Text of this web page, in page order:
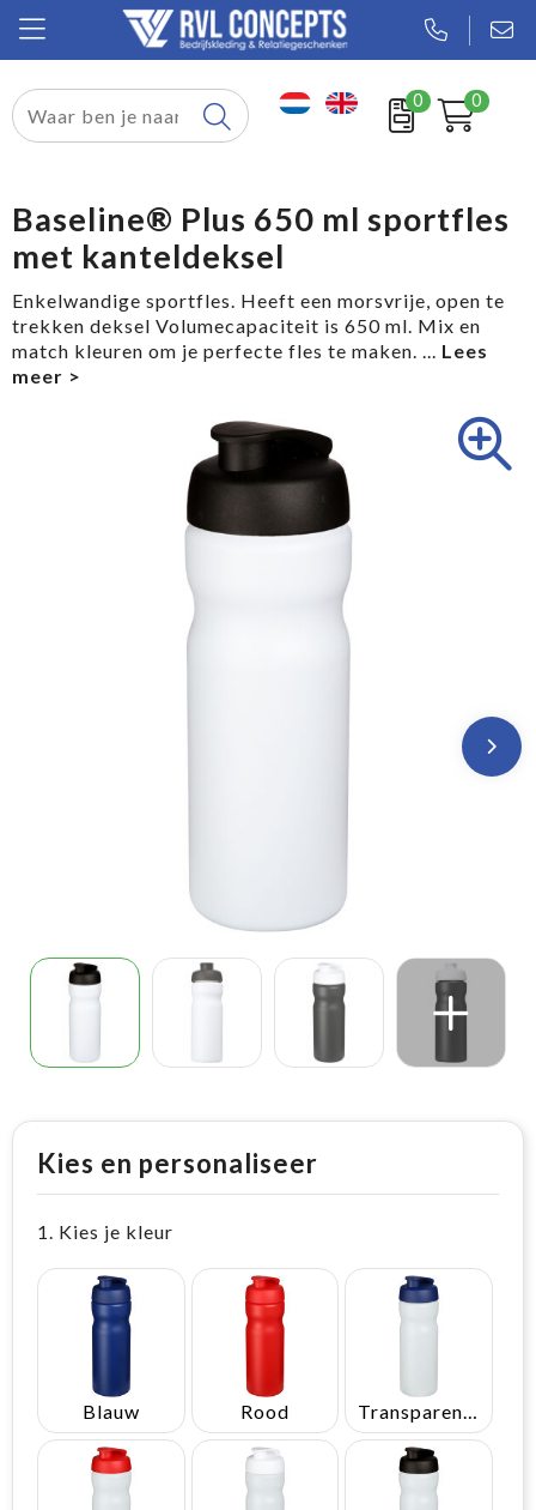
0 0
Relatiegeschenken
Tassen
Sport
Werkkleding
Baseline® Plus 650 ml sportfles
met kanteldeksel
Enkelwandige sportfles. Heeft een morsvrije, open te
trekken deksel Volumecapaciteit is 650 ml. Mix en
match kleuren om je perfecte fles te maken. ...
Kies en personaliseer
1. Kies je kleur
Blauw Rood